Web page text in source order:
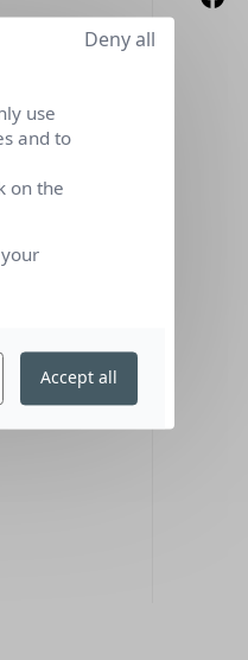
use
and to
on the
Deny all
Accept all